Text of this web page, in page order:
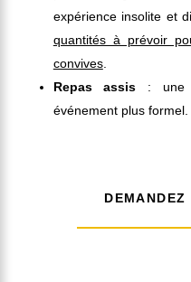
expérience insolite et
quantités à prévoir
convives.
Repas assis : une
événement plus formel.
DEMANDEZ